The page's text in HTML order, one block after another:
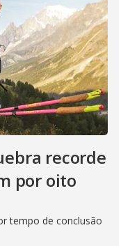
recorde
por oito
tempo de conclusão